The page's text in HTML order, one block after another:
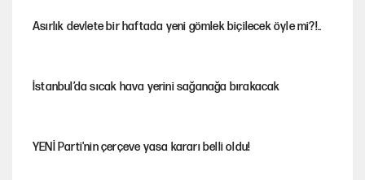
Asırlık devlete bir haftada yeni gömlek biçilecek öyle mi?!..
İstanbul’da sıcak hava yerini sağanağa bırakacak
YENİ Parti'nin çerçeve yasa kararı belli oldu!